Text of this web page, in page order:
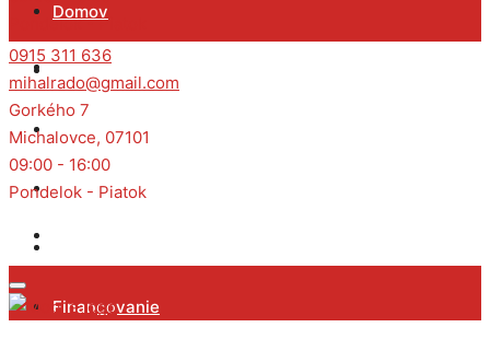
Pondelok - Piatok
Domov
Predaj
Prenájom
Dopyt
Financovanie
0915 311 636
mihalrado@gmail.com
Gorkého 7
Michalovce, 07101
09:00 - 16:00
Pondelok - Piatok